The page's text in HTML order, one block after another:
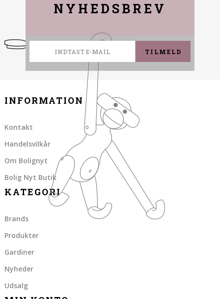
NYHEDSBREV
TILMELD
INFORMATION
Kontakt
Handelsvilkår
Om Bolignyt
Bolig Nyt Butik
KATEGORI
Brands
Produkter
Gardiner
Nyheder
Udsalg